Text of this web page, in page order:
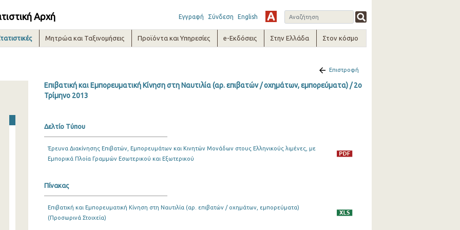
Αρχή Εγγραφή Σύνδεση English
Μητρώα και Ταξινομήσεις Προϊόντα και Υπηρεσίες e-Εκδόσεις Στην Ελλάδα Στον κόσμο
Επιστροφή
Επιβατική και Εμπορευματική Κίνηση στη Ναυτιλία (αρ. επιβατών / οχημάτων, εμπορεύματα) / 2o
Τρίμηνο 2013
Δελτίο Τύπου
Έρευνα Διακίνησης Επιβατών, Εμπορευμάτων και Κινητών Μονάδων στους Ελληνικούς λιμένες, με
Εμπορικά Πλοία Γραμμών Εσωτερικού και Εξωτερικού
Πίνακας
Επιβατική και Εμπορευματική Κίνηση στη Ναυτιλία (αρ. επιβατών / οχημάτων, εμπορεύματα)
(Προσωρινά Στοιχεία)